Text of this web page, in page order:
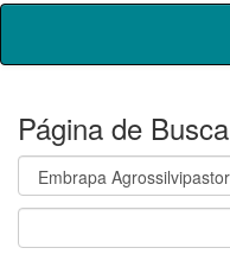
Skip
Página de Busca